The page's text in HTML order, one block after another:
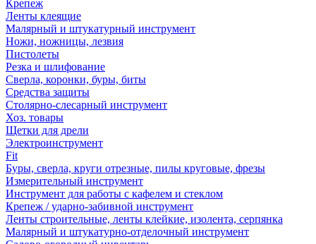
Крепеж
Ленты клеящие
Малярный и штукатурный инструмент
Ножи, ножницы, лезвия
Пистолеты
Резка и шлифование
Сверла, коронки, буры, биты
Средства защиты
Столярно-слесарный инструмент
Хоз. товары
Щетки для дрели
Электроинструмент
Fit
Буры, сверла, круги отрезные, пилы круговые, фрезы
Измерительный инструмент
Инструмент для работы с кафелем и стеклом
Крепеж / ударно-забивной инструмент
Ленты строительные, ленты клейкие, изолента, серпянка
Малярный и штукатурно-отделочный инструмент